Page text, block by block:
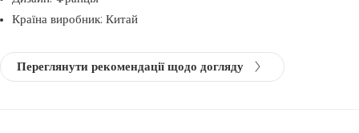
Країна виробник: Китай
Переглянути рекомендації щодо догляду